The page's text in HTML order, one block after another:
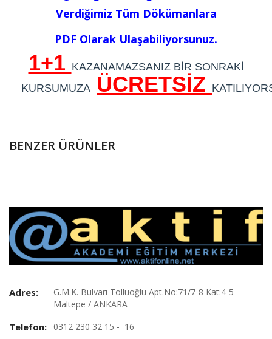
Verdiğimiz Tüm Dökümanlara
PDF Olarak Ulaşabiliyorsunuz.
1+1 KAZANAMAZSANIZ BİR SONRAKİ
KURSUMUZA ÜCRETSİZ
BENZER ÜRÜNLER
Adres:
G.M.K. Bulvarı Tolluoğlu Apt.No:71/7-8 Kat:4-5
Maltepe / ANKARA
Telefon: 0312 230 32 15 - 16